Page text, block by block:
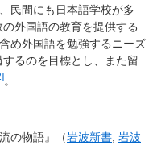
民間にも日本語学校が多
外国語の教育を提供する
め外国語を勉強するニーズ
するのを目標とし、また留
]。
の物語』（岩波新書 岩波